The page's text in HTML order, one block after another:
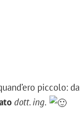
piccolo:
dott. ing.